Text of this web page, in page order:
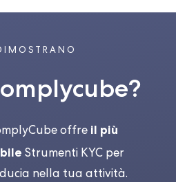
offre il più
Strumenti KYC per
nella tua attività.